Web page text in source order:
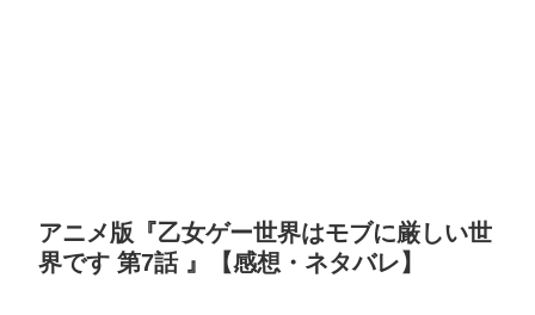
アニメ版『乙女ゲー世界はモブに厳しい世
界です 第7話 』【感想・ネタバレ】